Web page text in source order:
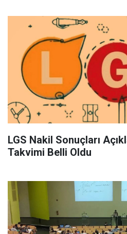
LGS Nakil Sonuçları
Takvimi Belli Oldu